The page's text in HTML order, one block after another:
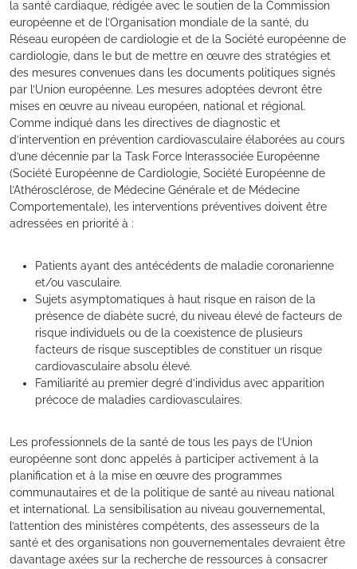
la santé cardiaque, rédigée avec le soutien de la Commission
européenne et de l’Organisation mondiale de la santé, du
Réseau européen de cardiologie et de la Société européenne de
cardiologie, dans le but de mettre en œuvre des stratégies et
des mesures convenues dans les documents politiques signés
par l’Union européenne. Les mesures adoptées devront être
mises en œuvre au niveau européen, national et régional.
Comme indiqué dans les directives de diagnostic et
d’intervention en prévention cardiovasculaire élaborées au cours
d’une décennie par la Task Force Interassociée Européenne
(Société Européenne de Cardiologie, Société Européenne de
l’Athérosclérose, de Médecine Générale et de Médecine
Comportementale), les interventions préventives doivent être
adressées en priorité à :
Patients ayant des antécédents de maladie coronarienne
et/ou vasculaire.
Sujets asymptomatiques à haut risque en raison de la
présence de diabète sucré, du niveau élevé de facteurs de
risque individuels ou de la coexistence de plusieurs
facteurs de risque susceptibles de constituer un risque
cardiovasculaire absolu élevé.
Familiarité au premier degré d’individus avec apparition
précoce de maladies cardiovasculaires.
Les professionnels de la santé de tous les pays de l’Union
européenne sont donc appelés à participer activement à la
planification et à la mise en œuvre des programmes
communautaires et de la politique de santé au niveau national
et international. La sensibilisation au niveau gouvernemental,
l’attention des ministères compétents, des assesseurs de la
santé et des organisations non gouvernementales devraient être
davantage axées sur la recherche de ressources à consacrer